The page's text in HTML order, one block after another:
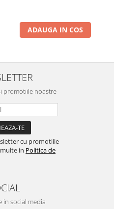
ADAUGA IN COS
promotiile noastre
cu promotiile
in Politica de
in social media